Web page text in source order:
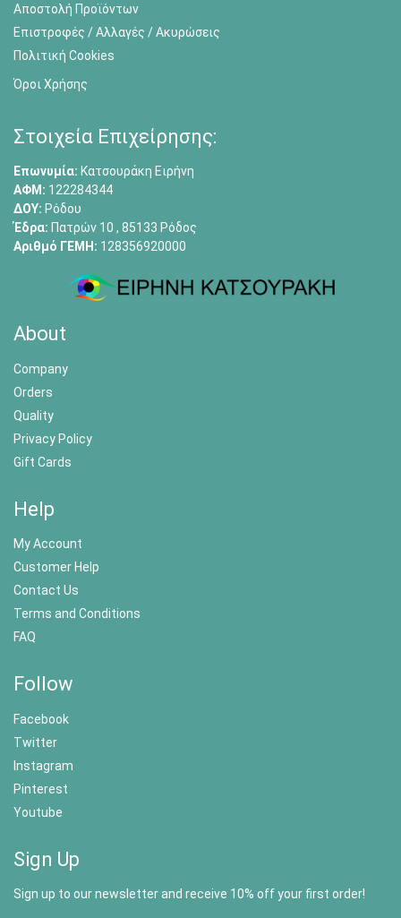
Αποστολή Προϊόντων
Επιστροφές / Αλλαγές / Ακυρώσεις
Πολιτική Cookies
Όροι Χρήσης
Στοιχεία Επιχείρησης:
Επωνυμία: Κατσουράκη Ειρήνη
ΑΦΜ: 122284344
ΔΟΥ: Ρόδου
Έδρα: Πατρών 10 , 85133 Ρόδος
Αριθμό ΓΕΜΗ: 128356920000
About
Company
Orders
Quality
Privacy Policy
Gift Cards
Help
My Account
Customer Help
Contact Us
Terms and Conditions
FAQ
Follow
Facebook
Twitter
Instagram
Pinterest
Youtube
Sign Up
Sign up to our newsletter and receive 10% off your first order!